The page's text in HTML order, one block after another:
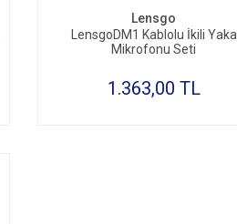
Lensgo
LensgoDM1 Kablolu İkili Yaka
Mikrofonu Seti
1.363,00 TL